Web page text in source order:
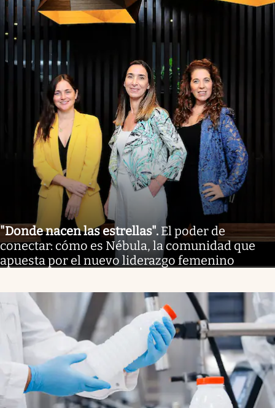
"Donde nacen las estrellas". El poder de
conectar: cómo es Nébula, la comunidad que
apuesta por el nuevo liderazgo femenino